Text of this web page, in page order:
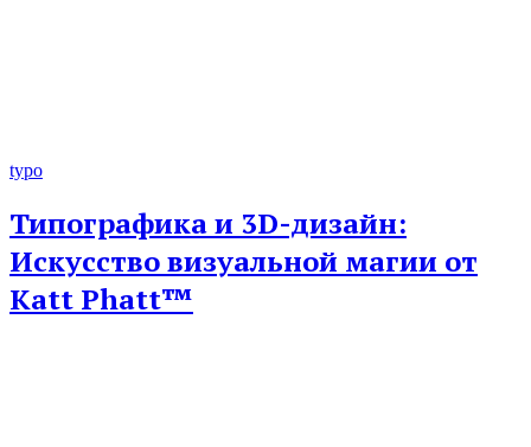
typo
Типографика и 3D-дизайн:
Искусство визуальной магии от
Katt Phatt™